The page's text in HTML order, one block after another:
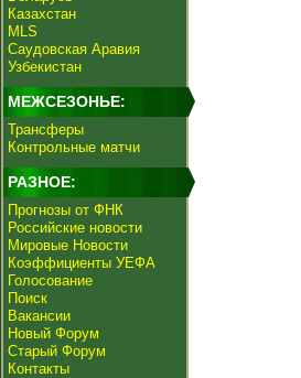
Казахстан
MLS
Саудовская Аравия
Узбекистан
МЕЖСЕЗОНЬЕ:
Трансферы
Контрольные матчи
РАЗНОЕ:
Прогнозы от ФНК
Российские новости
Мировые Новости
Коэффициенты УЕФА
Голосование
Поиск
Вакансии
Новый Форум
Старый Форум
Контакты